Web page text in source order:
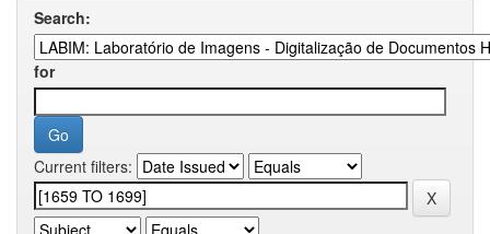
Search:
for
Current filters: